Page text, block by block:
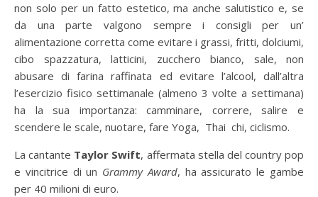
non solo per un fatto estetico, ma anche salutistico e, se
da una parte valgono sempre i consigli per un’
alimentazione corretta come evitare i grassi, fritti, dolciumi,
cibo spazzatura, latticini, zucchero bianco, sale, non
abusare di farina raffinata ed evitare l’alcool, dall’altra
l’esercizio fisico settimanale (almeno 3 volte a settimana)
ha la sua importanza: camminare, correre, salire e
scendere le scale, nuotare, fare Yoga, Thai chi, ciclismo.
La cantante Taylor Swift, affermata stella del country pop
e vincitrice di un Grammy Award, ha assicurato le gambe
per 40 milioni di euro.